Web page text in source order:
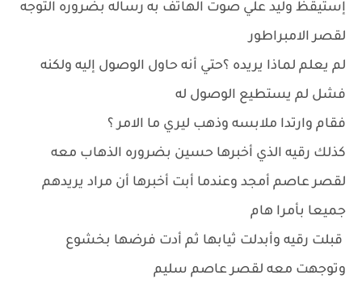
إستيقظ وليد علي صوت الهاتف به رساله بضروره التوجه
لقصر الامبراطور
لم يعلم لماذا يريده ؟حتي أنه حاول الوصول إليه ولكنه
فشل لم يستطيع الوصول له
فقام وارتدا ملابسه وذهب ليري ما الامر ؟
كذلك رقيه الذي أخبرها حسين بضروره الذهاب معه
لقصر عاصم أمجد وعندما أبت أخبرها أن مراد يريدهم
جميعا بأمرا هام
قبلت رقيه وأبدلت ثيابها ثم أدت فرضها بخشوع
وتوجهت معه لقصر عاصم سليم